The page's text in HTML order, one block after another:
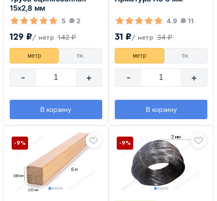
15х2,8 мм
5 2
129 ₽/ метр 142 ₽
метр тн.
- +
В корзину
4.9 11
31 ₽/ метр 34 ₽
метр тн.
- +
В корзину
-9% -9%